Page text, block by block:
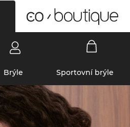
Brýle Sportovní brýle